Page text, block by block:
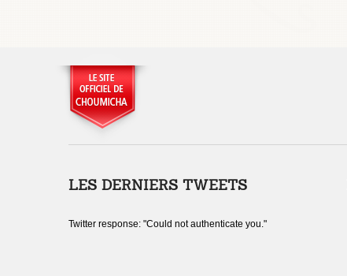
LES DERNIERS TWEETS
Twitter response: "Could not authenticate you."